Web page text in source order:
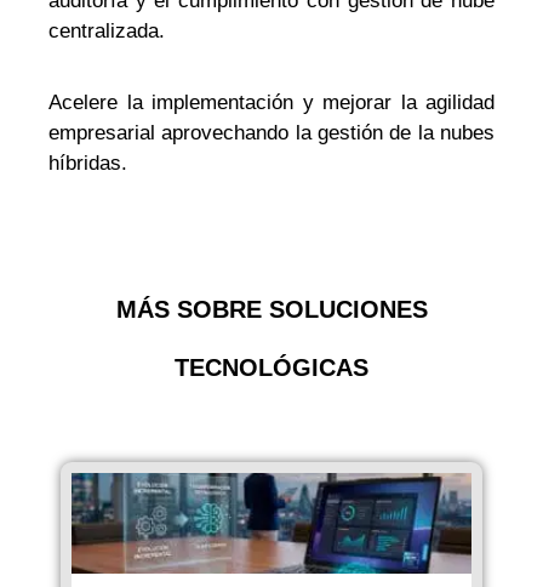
centralizada.
Acelere la implementación y mejorar la agilidad
empresarial aprovechando la gestión de la nubes
híbridas.
MÁS SOBRE SOLUCIONES
TECNOLÓGICAS